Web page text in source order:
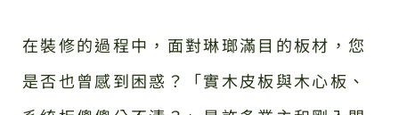
在裝修的過程中，面對琳瑯滿目的板材，您
是否也曾感到困惑？「實木皮板與木心板、